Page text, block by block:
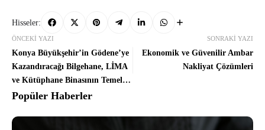
Hisseler:
ÖNCEKI YAZI
Konya Büyükşehir’in Gödene’ye
Kazandıracağı Bilgehane, LİMA
ve Kütüphane Binasının Temeli
Atıldı
SONRAKI YAZI
Ekonomik ve Güvenilir Ambar
Nakliyat Çözümleri
Popüler Haberler